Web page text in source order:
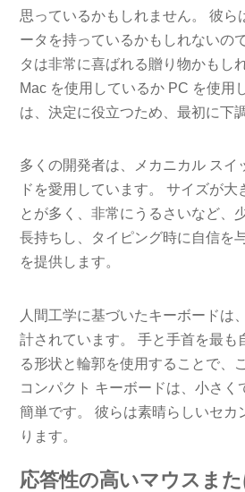
思っているかもしれません。 彼ら
ータを持っているかもしれないの
タは非常に喜ばれる贈り物かもし
Mac を使用しているか PC を使用
は、決定に役立つため、最初に下
多くの開発者は、メカニカル スイ
ドを愛用しています。 サイズが大
とが多く、非常にうるさいなど、
長持ちし、タイピング時に自信を
を提供します。
人間工学に基づいたキーボードは
計されています。 手と手首を最も
る形状と輪郭を使用することで、
コンパクト キーボードは、小さく
簡単です。 彼らは素晴らしいセカ
ります。
応答性の高いマウスま